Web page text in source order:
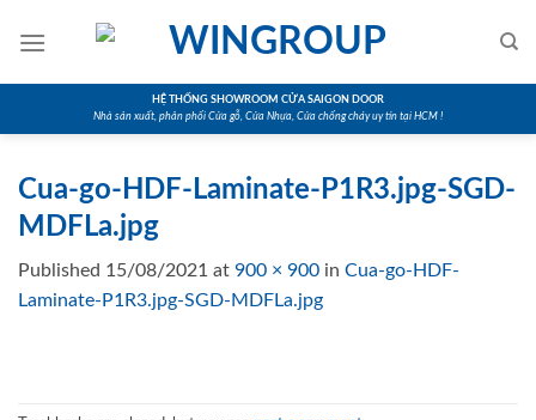
HỆ THỐNG SHOWROOM CỬA SAIGON DOOR
Nhà sản xuất, phân phối Cửa gỗ, Cửa Nhựa, Cửa chống cháy uy tín tại HCM !
Cua-go-HDF-Laminate-P1R3.jpg-SGD-
MDFLa.jpg
Published 15/08/2021 at 900 × 900 in Cua-go-HDF-
Laminate-P1R3.jpg-SGD-MDFLa.jpg